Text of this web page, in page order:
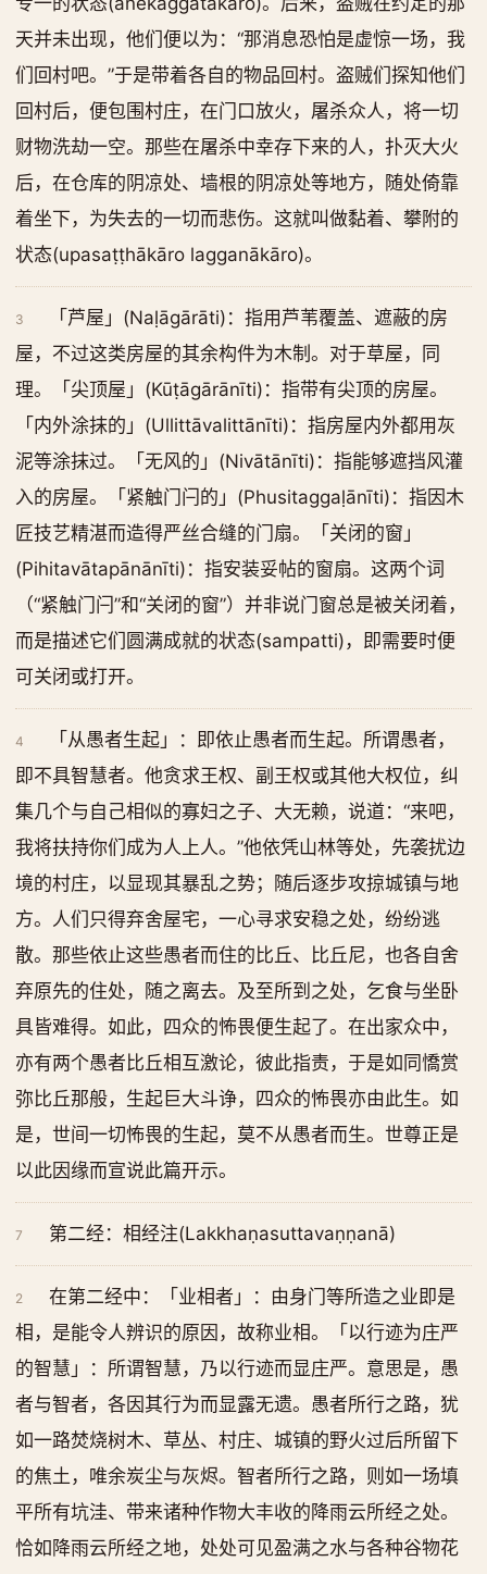
天并未出现，他们便以为：“那消息恐怕是虚惊一场，我
们回村吧。”于是带着各自的物品回村。盗贼们探知他们
回村后，便包围村庄，在门口放火，屠杀众人，将一切
财物洗劫一空。那些在屠杀中幸存下来的人，扑灭大火
后，在仓库的阴凉处、墙根的阴凉处等地方，随处倚靠
着坐下，为失去的一切而悲伤。这就叫做黏着、攀附的
状态(upasaṭṭhākāro lagganākāro)。
3
「芦屋」(Naḷāgārāti)：指用芦苇覆盖、遮蔽的房
屋，不过这类房屋的其余构件为木制。对于草屋，同
理。「尖顶屋」(Kūṭāgārānīti)：指带有尖顶的房屋。
「内外涂抹的」(Ullittāvalittānīti)：指房屋内外都用灰
泥等涂抹过。「无风的」(Nivātānīti)：指能够遮挡风灌
入的房屋。「紧触门闩的」(Phusitaggaḷānīti)：指因木
匠技艺精湛而造得严丝合缝的门扇。「关闭的窗」
(Pihitavātapānānīti)：指安装妥帖的窗扇。这两个词
（“紧触门闩”和“关闭的窗”）并非说门窗总是被关闭着，
而是描述它们圆满成就的状态(sampatti)，即需要时便
可关闭或打开。
4
「从愚者生起」：即依止愚者而生起。所谓愚者，
即不具智慧者。他贪求王权、副王权或其他大权位，纠
集几个与自己相似的寡妇之子、大无赖，说道：“来吧，
我将扶持你们成为人上人。”他依凭山林等处，先袭扰边
境的村庄，以显现其暴乱之势；随后逐步攻掠城镇与地
方。人们只得弃舍屋宅，一心寻求安稳之处，纷纷逃
散。那些依止这些愚者而住的比丘、比丘尼，也各自舍
弃原先的住处，随之离去。及至所到之处，乞食与坐卧
具皆难得。如此，四众的怖畏便生起了。在出家众中，
亦有两个愚者比丘相互激论，彼此指责，于是如同憍赏
弥比丘那般，生起巨大斗诤，四众的怖畏亦由此生。如
是，世间一切怖畏的生起，莫不从愚者而生。世尊正是
以此因缘而宣说此篇开示。
7 第二经：相经注(Lakkhaṇasuttavaṇṇanā)
2
在第二经中：「业相者」：由身门等所造之业即是
相，是能令人辨识的原因，故称业相。「以行迹为庄严
的智慧」：所谓智慧，乃以行迹而显庄严。意思是，愚
者与智者，各因其行为而显露无遗。愚者所行之路，犹
如一路焚烧树木、草丛、村庄、城镇的野火过后所留下
的焦土，唯余炭尘与灰烬。智者所行之路，则如一场填
平所有坑洼、带来诸种作物大丰收的降雨云所经之处。
恰如降雨云所经之地，处处可见盈满之水与各种谷物花